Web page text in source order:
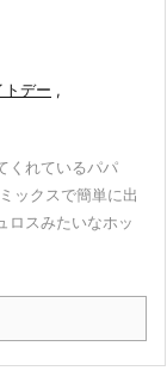
トデー ,
くれているパパ
ックスで簡単に出
ロスみたいなホッ